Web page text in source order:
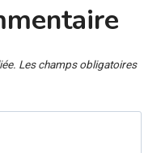
Les champs obligatoires